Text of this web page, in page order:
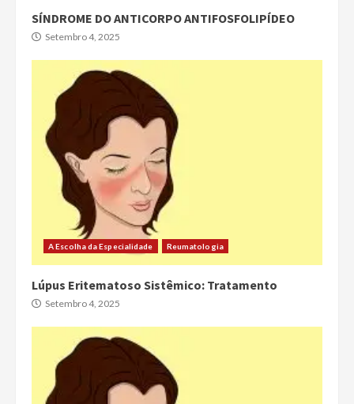
SÍNDROME DO ANTICORPO ANTIFOSFOLIPÍDEO
Setembro 4, 2025
A Escolha da Especialidade Reumatologia
Lúpus Eritematoso Sistêmico: Tratamento
Setembro 4, 2025